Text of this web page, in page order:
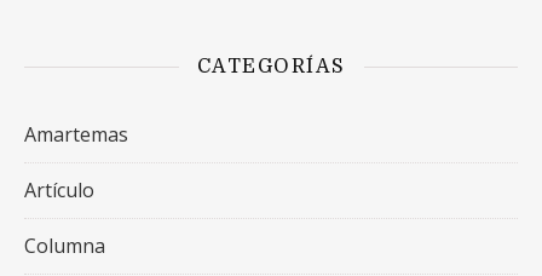
CATEGORÍAS
Amartemas
Artículo
Columna